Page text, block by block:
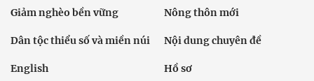
Giảm nghèo bền vững Nông thôn mới
Dân tộc thiểu số và miền núi Nội dung chuyên đề
English Hồ sơ